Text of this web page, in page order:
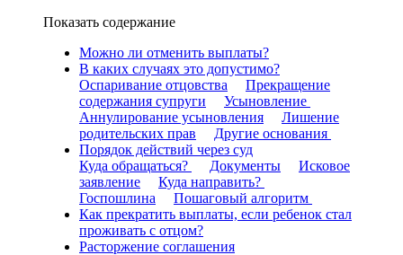
Показать содержание
Можно ли отменить выплаты?
В каких случаях это допустимо?
Оспаривание отцовства
Прекращение
содержания супруги
Усыновление
Аннулирование усыновления
Лишение
родительских прав
Другие основания
Порядок действий через суд
Куда обращаться?
Документы
Исковое
заявление
Куда направить?
Госпошлина
Пошаговый алгоритм
Как прекратить выплаты, если ребенок стал
проживать с отцом?
Расторжение соглашения